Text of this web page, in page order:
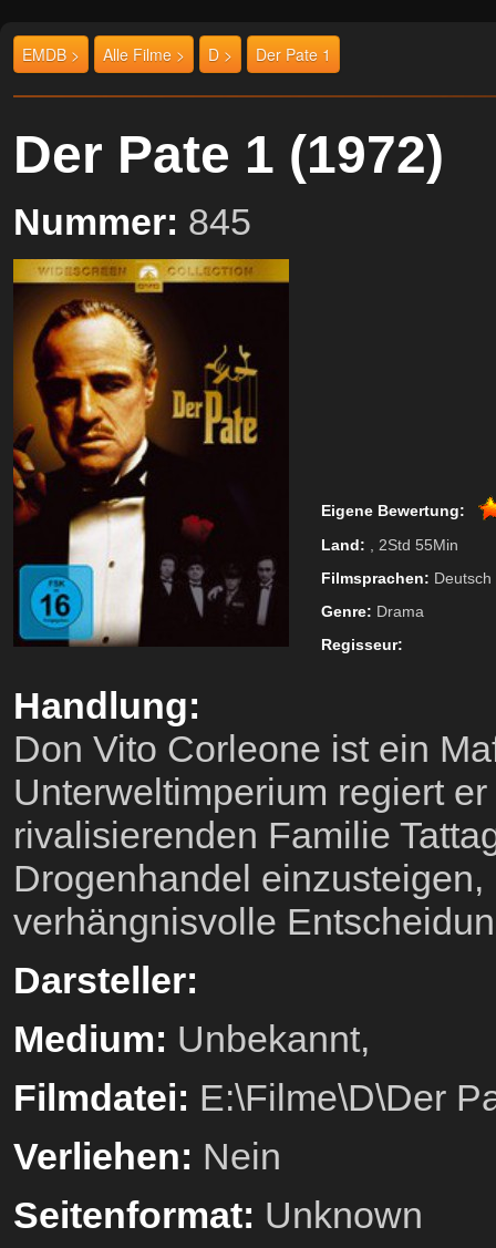
EMDB > Alle Filme > D > Der Pate 1
Der Pate 1
Nummer: 845
Eigene Bewertung:
Land: , 2Std 55Min
Filmsprachen: Deutsch
Genre: Drama
Regisseur:
Handlung:
Don Vito Corleone ist ein
Unterweltimperium regiert
rivalisierenden Familie
Drogenhandel
verhängnisvolle
Darsteller:
Medium: Unbekannt,
Filmdatei: E:\Filme\D\Der
Verliehen: Nein
Seitenformat: Unknown